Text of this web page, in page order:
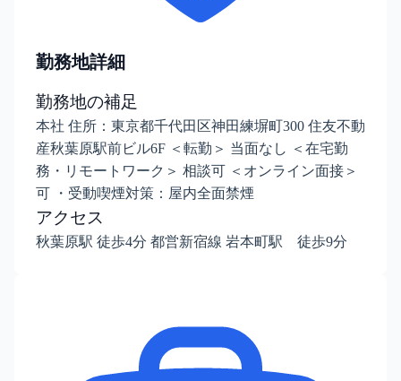
勤務地詳細
勤務地の補足
本社 住所：東京都千代田区神田練塀町300 住友不動
産秋葉原駅前ビル6F ＜転勤＞ 当面なし ＜在宅勤
務・リモートワーク＞ 相談可 ＜オンライン面接＞
可 ・受動喫煙対策：屋内全面禁煙
アクセス
秋葉原駅 徒歩4分 都営新宿線 岩本町駅 徒歩9分